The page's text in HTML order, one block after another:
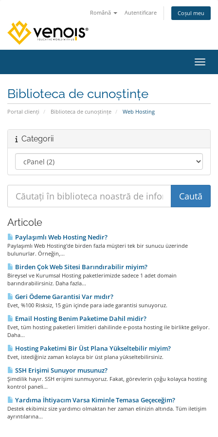
Română Autentificare Coșul meu
Biblioteca de cunoștințe
Portal clienți Biblioteca de cunoștințe Web Hosting
Categorii
Articole
Paylaşımlı Web Hosting Nedir?
Paylaşımlı Web Hosting'de birden fazla müşteri tek bir sunucu üzerinde
bulunurlar. Örneğin,...
Birden Çok Web Sitesi Barındırabilir miyim?
Bireysel ve Kurumsal Hosting paketlerimizde sadece 1 adet domain
barındırabilirsiniz. Daha fazla...
Geri Ödeme Garantisi Var mıdır?
Evet, %100 Risksiz, 15 gün içinde para iade garantisi sunuyoruz.
Email Hosting Benim Paketime Dahil midir?
Evet, tüm hosting paketleri limitleri dahilinde e-posta hosting ile birlikte geliyor.
Daha...
Hosting Paketimi Bir Üst Plana Yükseltebilir miyim?
Evet, istediğiniz zaman kolayca bir üst plana yükseltebilirsiniz.
SSH Erişimi Sunuyor musunuz?
Şimdilik hayır. SSH erişimi sunmuyoruz. Fakat, görevlerin çoğu kolayca hosting
kontrol paneli...
Yardıma İhtiyacım Varsa Kiminle Temasa Geçeceğim?
Destek ekibimiz size yardımcı olmaktan her zaman elinizin altında. Tüm iletişim
ayrıntılarına...